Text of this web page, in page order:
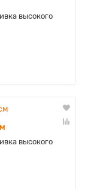
высокого
высокого